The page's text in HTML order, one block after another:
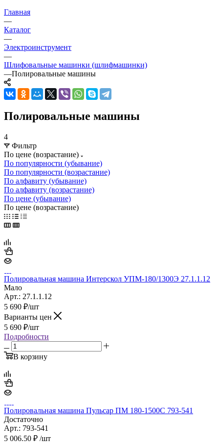
Главная
—
Каталог
—
Электроинструмент
—
Шлифовальные машинки (шлифмашинки)
—Полировальные машины
Полировальные машины
4
Фильтр
По цене (возрастание)
По популярности (убывание)
По популярности (возрастание)
По алфавиту (убывание)
По алфавиту (возрастание)
По цене (убывание)
По цене (возрастание)
Полировальная машина Интерскол УПМ-180/1300Э 27.1.1.12
Мало
Арт.: 27.1.1.12
5 690 ₽/шт
Варианты цен
5 690 ₽/шт
Подробности
В корзину
Полировальная машина Пульсар ПМ 180-1500С 793-541
Достаточно
Арт.: 793-541
5 006.50 ₽ /шт